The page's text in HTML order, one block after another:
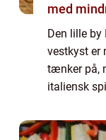
med
Den lille by
vestkyst er
tænker på,
italiensk